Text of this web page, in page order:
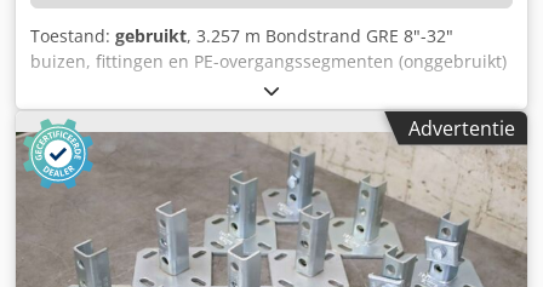
Toestand: gebruikt, 3.257 m Bondstrand GRE 8"-32"
buizen, fittingen en PE-overgangssegmenten (onggebruikt)
Inclusief KLF x KLM buizen met doorn/hulsverbindingen,
bochten en PE-overgangssegmenten met
flensafdichtingen, in diameters van 8" tot 32". Bevat circa
3.257,81 meter GRE-buizen in standaardlengte (nominale
lengte 11,89 m) Bestaande uit: 7x 32" buizen (83,23 m) 10x
24" buizen (118,90 m) 62x 20" buizen (737,18 m) 52x 16"
buizen (618,28 m) 95x 12" buizen (1.129,55 m) 48x 8"
buizen (570,72 m) Bevat tevens: 26x 45°-bochten (20", 16",
Advertentie